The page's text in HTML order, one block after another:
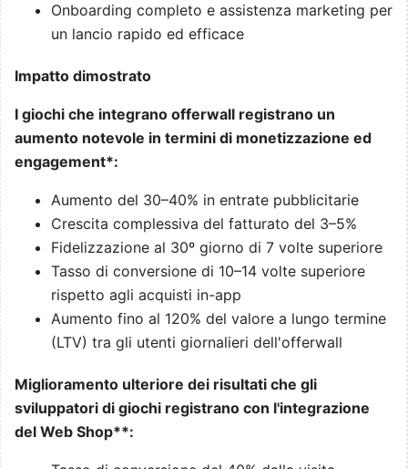
Onboarding completo e assistenza marketing per
un lancio rapido ed efficace
Impatto dimostrato
I giochi che integrano offerwall registrano un
aumento notevole in termini di monetizzazione ed
engagement*:
Aumento del 30–40% in entrate pubblicitarie
Crescita complessiva del fatturato del 3–5%
Fidelizzazione al 30º giorno di 7 volte superiore
Tasso di conversione di 10–14 volte superiore
rispetto agli acquisti in-app
Aumento fino al 120% del valore a lungo termine
(LTV) tra gli utenti giornalieri dell'offerwall
Miglioramento ulteriore dei risultati che gli
sviluppatori di giochi registrano con l'integrazione
del Web Shop**: